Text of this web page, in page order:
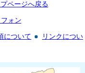
プページへ戻る
ォン
について
リンクについ